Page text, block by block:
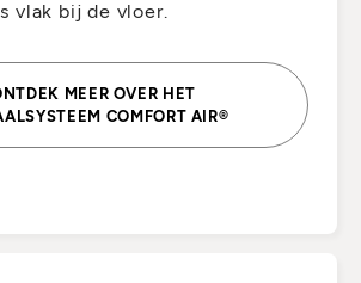
vlak bij de vloer.
MEER OVER HET
COMFORT AIR®